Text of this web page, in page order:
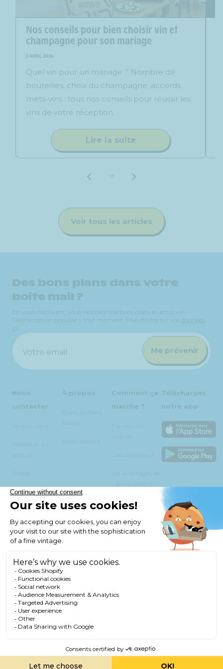
Nos conseils pour bien choisir vin et
champagne pour son mariage
2 AVRIL 2026
Quel vin pour un mariage ? Nombre de
bouteilles, choix du champagne, accords
mets-vins : tous nos conseils pour réussir les
vins de votre réception.
Lire la suite
1 /de
3
Voir tous les articles
Des bons plans dans votre
boite mail ?
En vous inscrivant, vous recevrez nos bons plans et actus vin.
Désinscription possible à tout moment. Plus d'infos sur vos données
ici
Votre email Me prévenir
Nous
contacter
Service client
Renoncer au
contrat
Presse
À propos
15 ans du Petit
Ballon
Notre histoire
Comment ça
marche ?
J'ai reçu un
cadeau
L'abonnement
Les avantages de
l'abonnement
Téléchargez
notre app
L'abus d'alcool est dangereux pour la santé. Consommer avec
modération.